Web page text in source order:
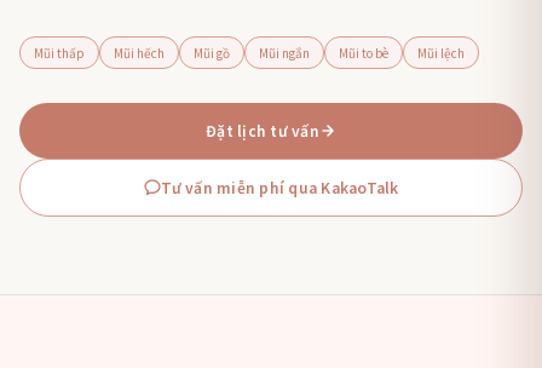
Mũi thấp Mũi hếch Mũi gồ Mũi ngắn Mũi to bè Mũi lệch
Đặt lịch tư vấn
Tư vấn miễn phí qua KakaoTalk